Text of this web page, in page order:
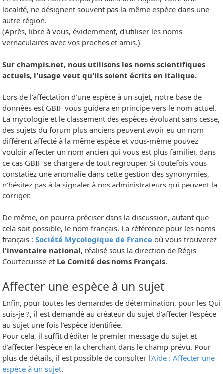
localité, ne désignent souvent pas la même espèce dans une
autre région.
(Après, libre à vous, évidemment, d'utiliser les noms
vernaculaires avec vos proches et amis.)
Sur champis.net, nous utilisons les noms scientifiques
actuels, l'usage veut qu'ils soient écrits en italique.
Lors de l'affectation d'une espèce à un sujet, notre base de
données est GBIF vous guidera en principe vers le nom actuel.
La mycologie et le classement des espèces évoluant sans cesse,
des sujets du forum plus anciens peuvent avoir eu un nom
différent affecté à la même espèce et vous-même pouvez
vouloir affecter un nom ancien qui vous est plus familier, dans
ce cas GBIF se chargera de tout regrouper. Si toutefois vous
constatiez une anomalie dans cette gestion des synonymies,
n'hésitez pas à la signaler à nos administrateurs qui peuvent la
corriger.
De même, on pourra préciser dans la discussion, autant que
cela soit possible, le nom français. La référence pour les noms
français : Société Mycologique de France où vous trouverez
l'inventaire national, réalisé sous la direction de Régis
Courtecuisse et Le Comité des noms Français.
Affecter une espèce à un sujet
Enfin, pour toutes les demandes de détermination, pour les Qui
suis-je ?, il est demandé au créateur du sujet d'affecter l'espèce
au sujet une fois l'espèce identifiée.
Pour cela, il suffit d'éditer le premier message du sujet et
d'affecter l'espèce en la cherchant dans le champ prévu. Pour
plus de détails, il est possible de consulter l'Aide : Affecter une
espèce à un sujet.